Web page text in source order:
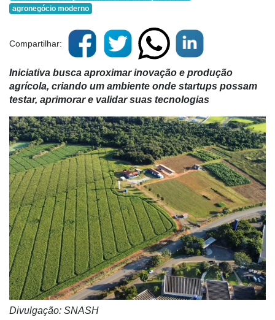
agronegócio moderno
Compartilhar:
Iniciativa busca aproximar inovação e produção
agrícola, criando um ambiente onde startups possam
testar, aprimorar e validar suas tecnologias
Divulgação: SNASH